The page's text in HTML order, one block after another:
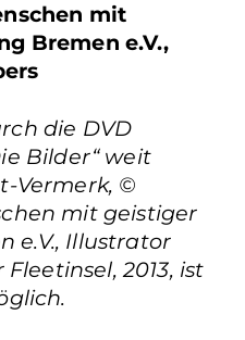
mit
Bremen e.V.,
die DVD
Bilder“ weit
Vermerk, ©
mit geistiger
e.V., Illustrator
2013, ist